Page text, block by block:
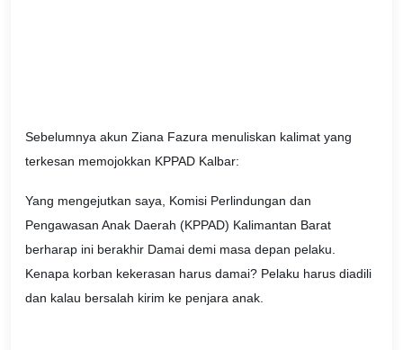
Sebelumnya akun Ziana Fazura menuliskan kalimat yang
terkesan memojokkan KPPAD Kalbar:
Yang mengejutkan saya, Komisi Perlindungan dan
Pengawasan Anak Daerah (KPPAD) Kalimantan Barat
berharap ini berakhir Damai demi masa depan pelaku.
Kenapa korban kekerasan harus damai? Pelaku harus diadili
dan kalau bersalah kirim ke penjara anak.